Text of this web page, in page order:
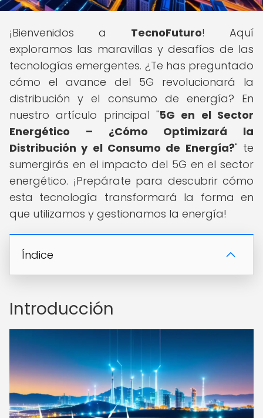
¡Bienvenidos a TecnoFuturo! Aquí
exploramos las maravillas y desafíos de las
tecnologías emergentes. ¿Te has preguntado
cómo el avance del 5G revolucionará la
distribución y el consumo de energía? En
nuestro artículo principal "5G en el Sector
Energético – ¿Cómo Optimizará la
Distribución y el Consumo de Energía?" te
sumergirás en el impacto del 5G en el sector
energético. ¡Prepárate para descubrir cómo
esta tecnología transformará la forma en
que utilizamos y gestionamos la energía!
Índice
Introducción